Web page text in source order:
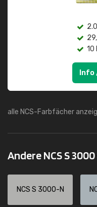
10
alle NCS-Farbfächer
Andere NCS S
NCS S 3000-N